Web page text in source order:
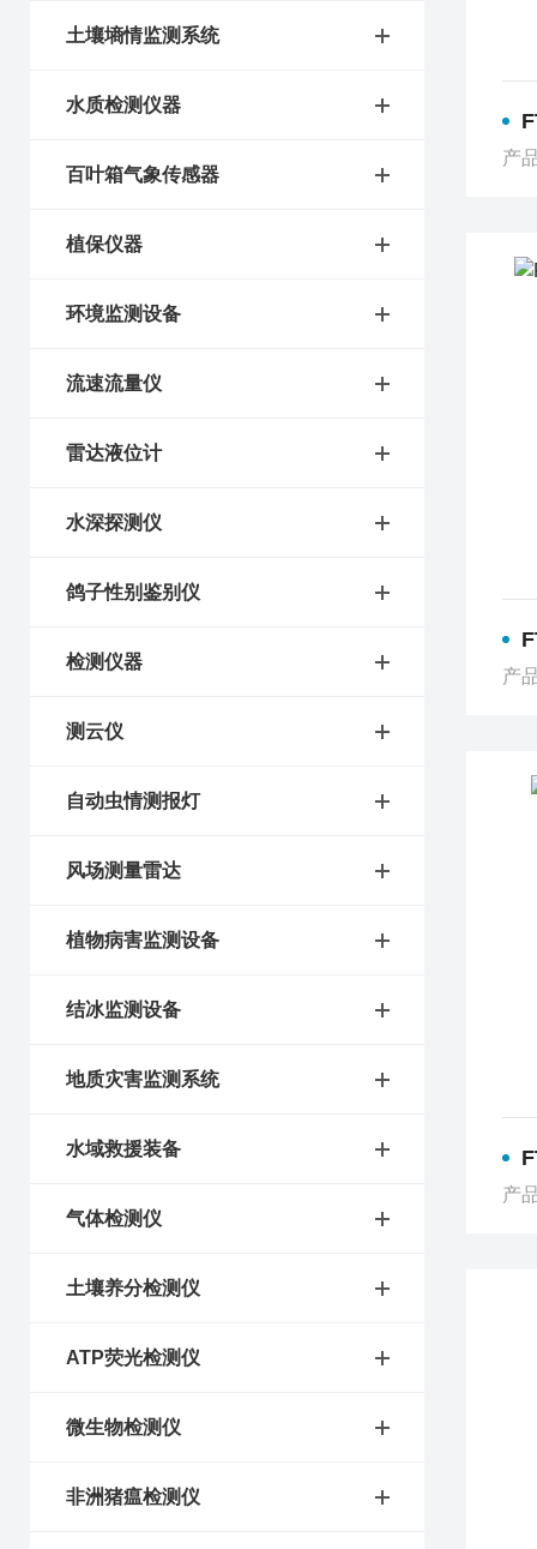
土壤墒情监测系统
水质检测仪器
百叶箱气象传感器
植保仪器
环境监测设备
流速流量仪
雷达液位计
水深探测仪
鸽子性别鉴别仪
检测仪器
测云仪
自动虫情测报灯
风场测量雷达
植物病害监测设备
结冰监测设备
地质灾害监测系统
水域救援装备
气体检测仪
土壤养分检测仪
ATP荧光检测仪
微生物检测仪
非洲猪瘟检测仪
产
产
产